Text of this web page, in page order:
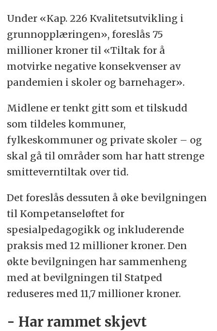
Under «Kap. 226 Kvalitetsutvikling i
grunnopplæringen», foreslås 75
millioner kroner til «Tiltak for å
motvirke negative konsekvenser av
pandemien i skoler og barnehager».
Midlene er tenkt gitt som et tilskudd
som tildeles kommuner,
fylkeskommuner og private skoler – og
skal gå til områder som har hatt strenge
smitteverntiltak over tid.
Det foreslås dessuten å øke bevilgningen
til Kompetanseløftet for
spesialpedagogikk og inkluderende
praksis med 12 millioner kroner. Den
økte bevilgningen har sammenheng
med at bevilgningen til Statped
reduseres med 11,7 millioner kroner.
- Har rammet skjevt